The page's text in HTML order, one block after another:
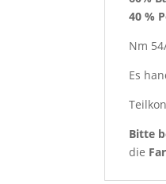
40 %
Nm
Es
Bitte
die